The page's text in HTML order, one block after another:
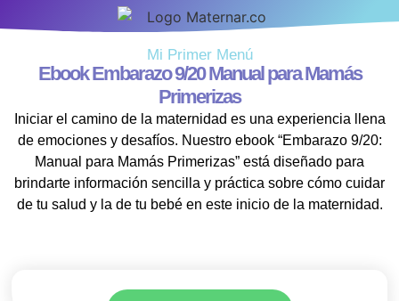
Mi Primer Menú
Ebook Embarazo 9/20 Manual para Mamás
Primerizas
Iniciar el camino de la maternidad es una experiencia llena
de emociones y desafíos. Nuestro ebook “Embarazo 9/20:
Manual para Mamás Primerizas” está diseñado para
brindarte información sencilla y práctica sobre cómo cuidar
de tu salud y la de tu bebé en este inicio de la maternidad.